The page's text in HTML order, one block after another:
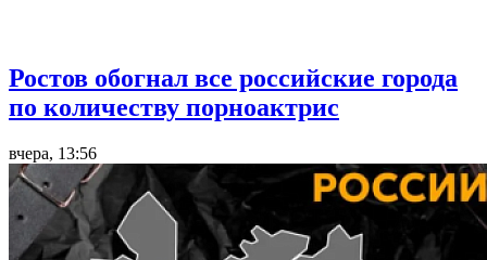
Ростов обогнал все российские города
по количеству порноактрис
вчера, 13:56